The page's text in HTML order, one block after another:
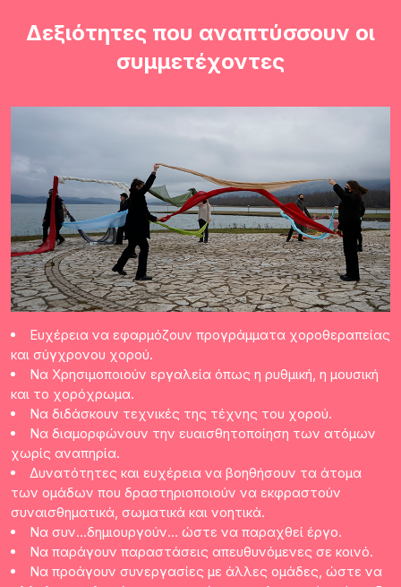
Δεξιότητες που αναπτύσσουν οι
συμμετέχοντες
Ευχέρεια να εφαρμόζουν προγράμματα χοροθεραπείας
και σύγχρονου χορού.
Να Χρησιμοποιούν εργαλεία όπως η ρυθμική, η μουσική
και το χορόχρωμα.
Να διδάσκουν τεχνικές της τέχνης του χορού.
Να διαμορφώνουν την ευαισθητοποίηση των ατόμων
χωρίς αναπηρία.
Δυνατότητες και ευχέρεια να βοηθήσουν τα άτομα
των ομάδων που δραστηριοποιούν να εκφραστούν
συναισθηματικά, σωματικά και νοητικά.
Να συν…δημιουργούν… ώστε να παραχθεί έργο.
Να παράγουν παραστάσεις απευθυνόμενες σε κοινό.
Να προάγουν συνεργασίες με άλλες ομάδες, ώστε να